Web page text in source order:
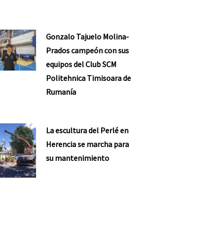
Gonzalo Tajuelo Molina-
Prados campeón con sus
equipos del Club SCM
Politehnica Timisoara de
Rumanía
La escultura del Perlé en
Herencia se marcha para
su mantenimiento